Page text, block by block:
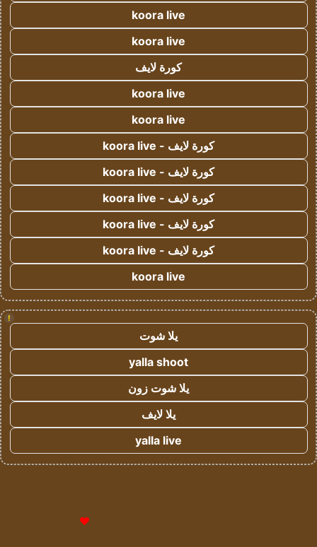
koora live
koora live
كورة لايف
koora live
koora live
كورة لايف - koora live
كورة لايف - koora live
كورة لايف - koora live
كورة لايف - koora live
كورة لايف - koora live
koora live
!
يلا شوت
yalla shoot
يلا شوت زون
يلا لايف
yalla live